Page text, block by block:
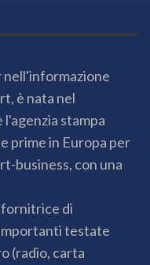
nell'informazione
è nata nel
stampa
prime in Europa per
business, con una
fornitrice di
testate
(radio, carta